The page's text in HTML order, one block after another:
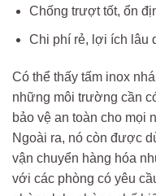
Chống trượt tốt, ổn
Chi phí rẻ, lợi ích lâu
Có thể thấy tấm inox
những môi trường cần
bảo vệ an toàn cho mọi
Ngoài ra, nó còn được
vận chuyển hàng hóa
với các phòng có yêu